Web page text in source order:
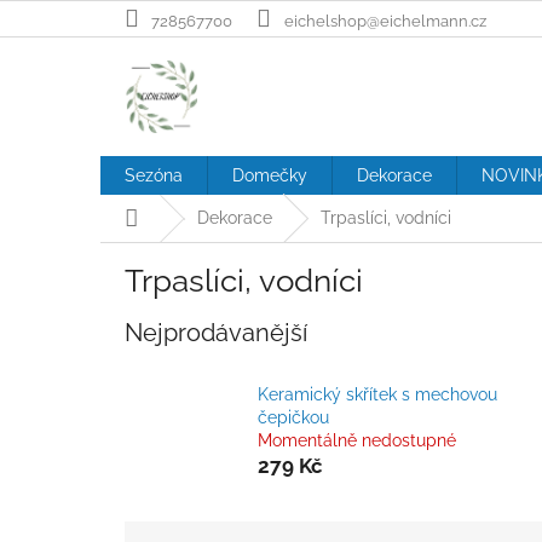
na
728567700 eichelshop@eichelmann.cz
Sezóna Domečky Dekorace
Domů Dekorace Trpaslíci, vodníci
Trpaslíci, vodníci
Nejprodávanější
Keramický skřítek s mechovou
čepičkou
Momentálně nedostupné
279 Kč